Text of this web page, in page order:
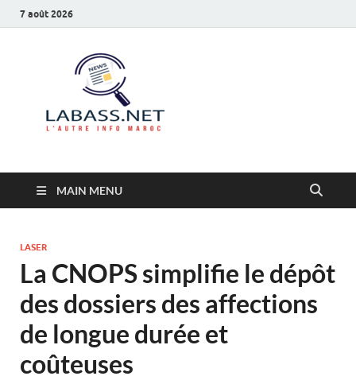
7 août 2026
MAIN MENU
LASER
La CNOPS simplifie le dépôt
des dossiers des affections
de longue durée et
coûteuses